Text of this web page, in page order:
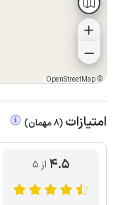
©
OpenStreetMap
امتیازات (
8مهمان)
4.5 از ۵